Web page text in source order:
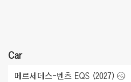
Car
메르세데스-벤츠 EQS (2027)